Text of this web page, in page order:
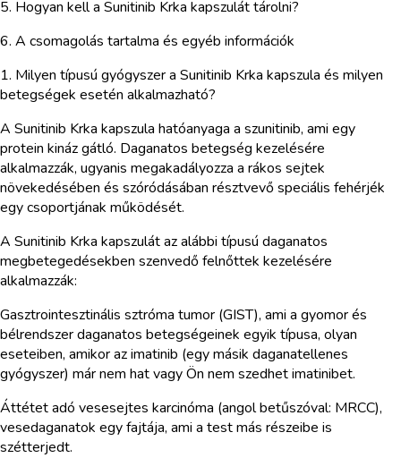
5. Hogyan kell a Sunitinib Krka kapszulát tárolni?
6. A csomagolás tartalma és egyéb információk
1. Milyen típusú gyógyszer a Sunitinib Krka kapszula és milyen
betegségek esetén alkalmazható?
A Sunitinib Krka kapszula hatóanyaga a szunitinib, ami egy
protein kináz gátló. Daganatos betegség kezelésére
alkalmazzák, ugyanis megakadályozza a rákos sejtek
növekedésében és szóródásában résztvevő speciális fehérjék
egy csoportjának működését.
A Sunitinib Krka kapszulát az alábbi típusú daganatos
megbetegedésekben szenvedő felnőttek kezelésére
alkalmazzák:
Gasztrointesztinális sztróma tumor (GIST), ami a gyomor és
bélrendszer daganatos betegségeinek egyik típusa, olyan
eseteiben, amikor az imatinib (egy másik daganatellenes
gyógyszer) már nem hat vagy Ön nem szedhet imatinibet.
Áttétet adó vesesejtes karcinóma (angol betűszóval: MRCC),
vesedaganatok egy fajtája, ami a test más részeibe is
szétterjedt.